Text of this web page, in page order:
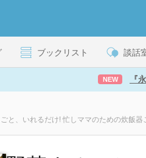
ブックリスト 談話
NEW 『
と、いれるだけ! 忙しママのための炊飯器